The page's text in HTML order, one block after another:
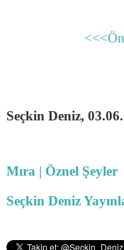
Seçkin Deniz, 03
Mıra | Öznel Şeyler
Seçkin Deniz